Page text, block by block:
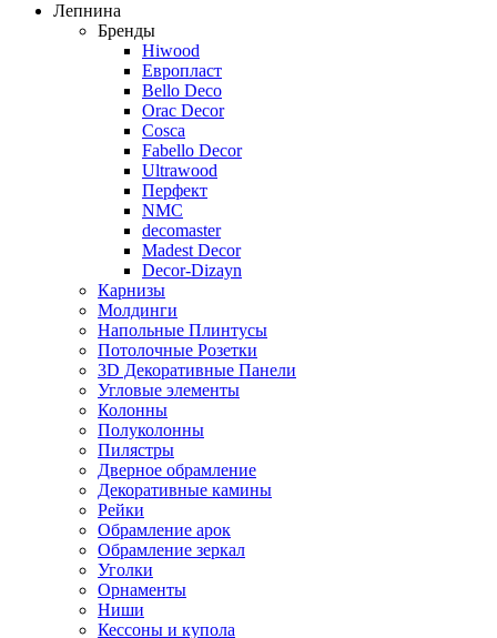
Лепнина
Бренды
Hiwood
Европласт
Bello Deco
Orac Decor
Cosca
Fabello Decor
Ultrawood
Перфект
NMC
decomaster
Madest Decor
Decor-Dizayn
Карнизы
Молдинги
Напольные Плинтусы
Потолочные Розетки
3D Декоративные Панели
Угловые элементы
Колонны
Полуколонны
Пилястры
Дверное обрамление
Декоративные камины
Рейки
Обрамление арок
Обрамление зеркал
Уголки
Орнаменты
Ниши
Кессоны и купола